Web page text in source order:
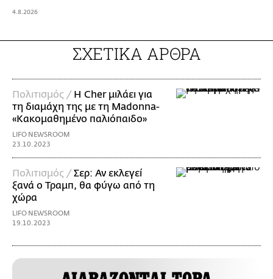
4.8.2026
ΣΧΕΤΙΚΑ ΑΡΘΡΑ
Πολιτισμός / Η Cher μιλάει για
τη διαμάχη της με τη Madonna-
«Κακομαθημένο παλιόπαιδο»
LIFO NEWSROOM
23.10.2023
Πολιτισμός /Σερ: Αν εκλεγεί
ξανά ο Τραμπ, θα φύγω από τη
χώρα
LIFO NEWSROOM
19.10.2023